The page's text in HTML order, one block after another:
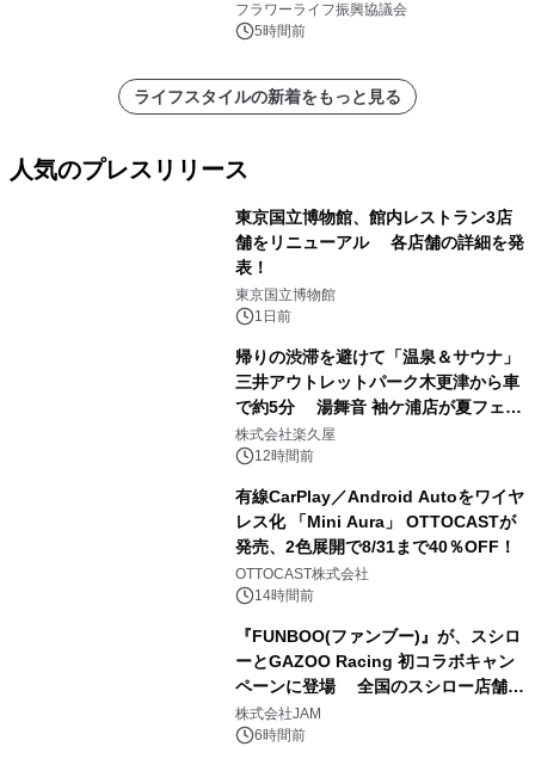
フラワーライフ振興協議会
5時間前
ライフスタイルの新着をもっと見る
人気のプレスリリース
東京国立博物館、館内レストラン3店
舗をリニューアル 各店舗の詳細を発
表！
東京国立博物館
1日前
帰りの渋滞を避けて「温泉＆サウナ」
三井アウトレットパーク木更津から車
で約5分 湯舞音 袖ケ浦店が夏フェア
メニューを提供
株式会社楽久屋
12時間前
有線CarPlay／Android Autoをワイヤ
レス化 「Mini Aura」 OTTOCASTが
発売、2色展開で8/31まで40％OFF！
OTTOCAST株式会社
14時間前
『FUNBOO(ファンブー)』が、スシロ
ーとGAZOO Racing 初コラボキャン
ペーンに登場 全国のスシロー店舗で
GR 4車種の FUNBOO(ミニカー)付き
メニューが展開されます
株式会社JAM
6時間前